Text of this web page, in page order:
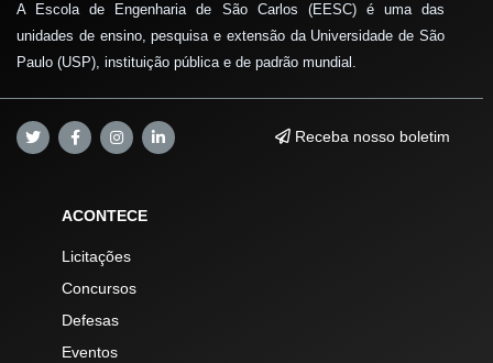
A Escola de Engenharia de São Carlos (EESC) é uma das
unidades de ensino, pesquisa e extensão da Universidade de São
Paulo (USP), instituição pública e de padrão mundial.
Receba nosso boletim
ACONTECE
Licitações
Concursos
Defesas
Eventos